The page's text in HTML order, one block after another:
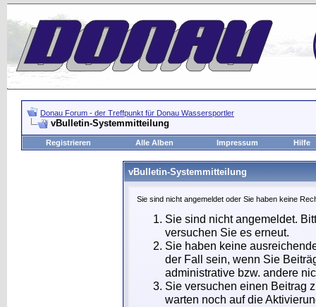
Donau Forum - der Treffpunkt für Donau Wassersportler
vBulletin-Systemmitteilung
Registrieren Alle Alben Impressum Hilfe
vBulletin-Systemmitteilung
Sie sind nicht angemeldet oder Sie haben keine
Sie sind nicht angemeldet.
versuchen Sie es erneut.
Sie haben keine
der Fall sein, wenn Sie
administrative bzw. andere
Sie versuchen einen Beitrag
warten noch auf die